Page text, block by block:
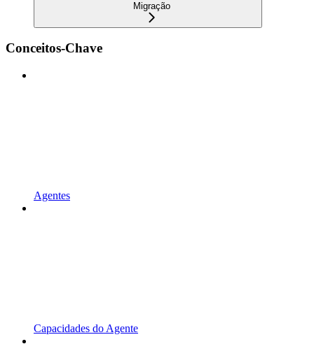
Migração
Conceitos-Chave
Agentes
Capacidades do Agente